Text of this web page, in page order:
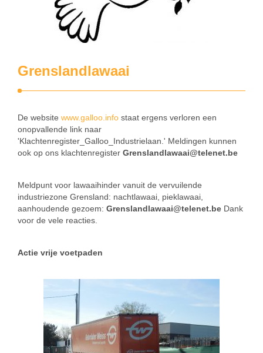
Grenslandlawaai
De website www.galloo.info staat ergens verloren een
onopvallende link naar
'Klachtenregister_Galloo_Industrielaan.' Meldingen kunnen
ook op ons klachtenregister Grenslandlawaai@telenet.be
Meldpunt voor lawaaihinder vanuit de vervuilende
industriezone Grensland: nachtlawaai, pieklawaai,
aanhoudende gezoem: Grenslandlawaai@telenet.be Dank
voor de vele reacties.
Actie vrije voetpaden